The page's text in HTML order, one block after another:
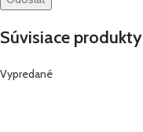
Súvisiace produkty
Vypredané